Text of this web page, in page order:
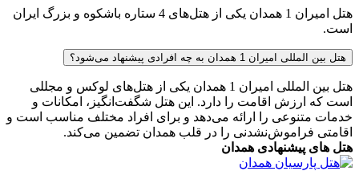
هتل امیران 1 همدان یکی از هتل‌های 4 ستاره باشکوه و بزرگ ایران
است.
هتل بین المللی امیران 1 همدان به چه افرادی پیشنهاد می‌شود؟
هتل بین المللی امیران 1 همدان یکی از هتل‌های لوکس و مجللی
است که ارزش اقامت را دارد. این هتل شگفت‌انگیز، امکانات و
خدمات متنوعی را ارائه می‌دهد و برای افراد مختلف مناسب است و
اقامتی فراموش‌نشدنی را در قلب همدان تضمین می‌کند.
هتل های پیشنهادی همدان